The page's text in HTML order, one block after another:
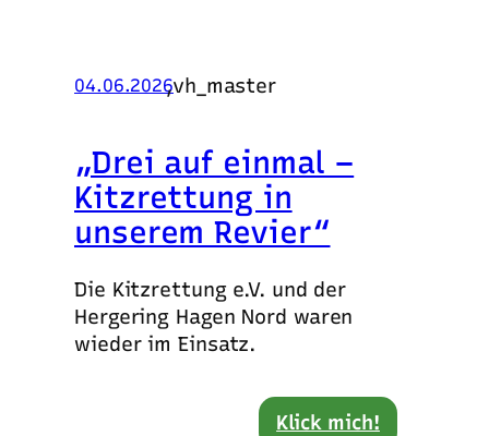
04.06.2026
,vh_master
„Drei auf einmal –
Kitzrettung in
unserem Revier“
Die Kitzrettung e.V. und der
Hergering Hagen Nord waren
wieder im Einsatz.
Klick mich!